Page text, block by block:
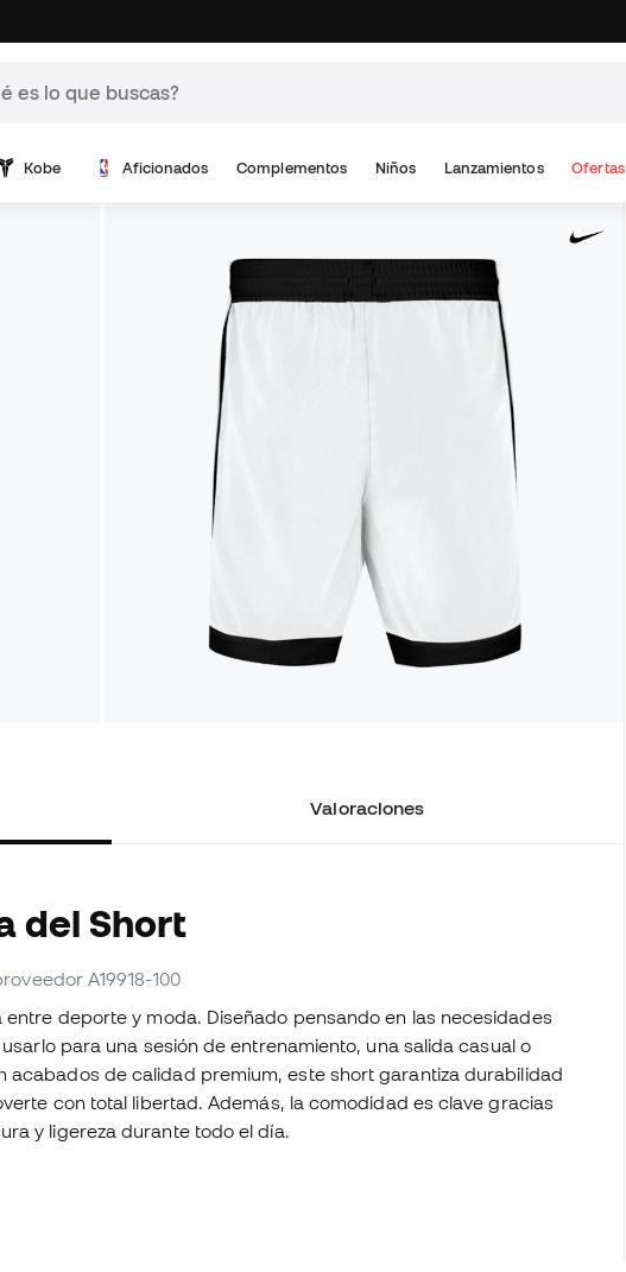
Kobe Aficionados Complementos Niños Lanzamientos Ofertas
Valoraciones
del Short
A19918-100
deporte y moda. Diseñado pensando en las necesidades
para una sesión de entrenamiento, una salida casual o
acabados de calidad premium, este short garantiza durabilidad
con total libertad. Además, la comodidad es clave gracias
y ligereza durante todo el día.